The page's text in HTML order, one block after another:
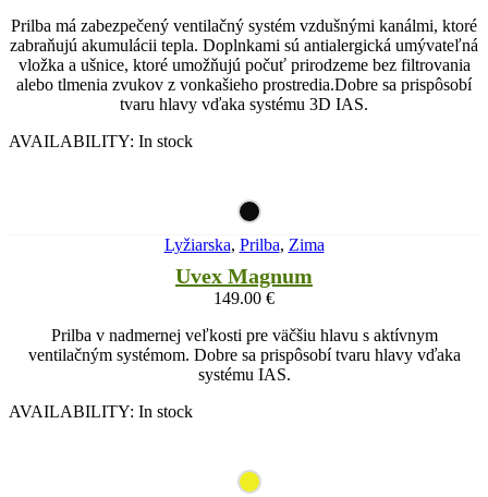
Prilba má zabezpečený ventilačný systém vzdušnými kanálmi, ktoré
zabraňujú akumulácii tepla. Doplnkami sú antialergická umývateľná
vložka a ušnice, ktoré umožňujú počuť prirodzeme bez filtrovania
alebo tlmenia zvukov z vonkašieho prostredia.Dobre sa prispôsobí
tvaru hlavy vďaka systému 3D IAS.
AVAILABILITY: In stock
Lyžiarska, Prilba, Zima
Uvex Magnum
149.00 €
Prilba v nadmernej veľkosti pre väčšiu hlavu s aktívnym
ventilačným systémom. Dobre sa prispôsobí tvaru hlavy vďaka
systému IAS.
AVAILABILITY: In stock